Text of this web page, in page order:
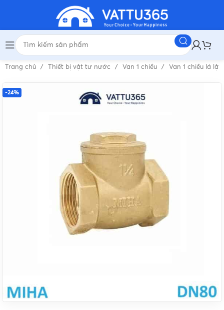
Trang chủ Thiết bị vật tư nước Van 1 chiều Van 1 chiều lá lật
-24%